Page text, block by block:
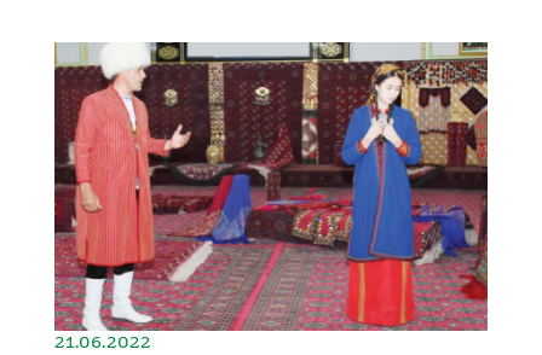
21.06.2022